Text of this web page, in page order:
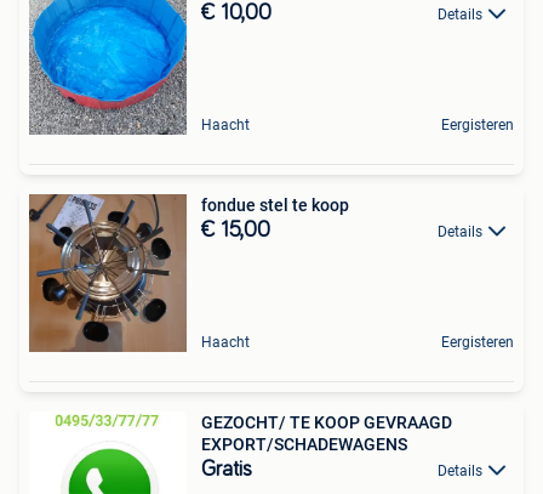
€ 10,00 Details
Haacht Eergisteren
fondue stel te koop
€ 15,00 Details
Haacht Eergisteren
GEZOCHT/ TE KOOP GEVRAAGD
EXPORT/SCHADEWAGENS
Gratis Details